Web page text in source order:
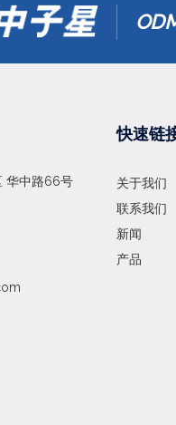
华中路66号
快速链
关于我们
联系我们
新闻
产品